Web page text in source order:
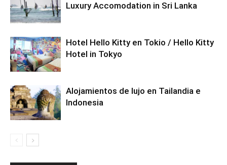
Luxury Accomodation in Sri Lanka
Hotel Hello Kitty en Tokio / Hello Kitty
Hotel in Tokyo
Alojamientos de lujo en Tailandia e
Indonesia